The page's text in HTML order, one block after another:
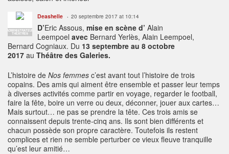
ADMINISTRATEUR
THÉÂTRES
Deashelle 20 septembre 2017 at 10:14
D’Eric Assous, mise en scène d’ Alain
Leempoel avec Bernard Yerlès, Alain Leempoel,
Bernard Cogniaux. Du 13 septembre au 8 octobre
2017 au Théâtre des Galeries.
L’histoire de Nos femmes c’est avant tout l’histoire de trois
copains. Des amis qui aiment être ensemble et passer leur temps
à diverses activités comme partir en voyage, regarder le football,
faire la fête, boire un verre ou deux, déconner, jouer aux cartes…
Mais surtout… ne pas se prendre la tête. Ces trois amis se
connaissent depuis trente-cinq ans. Ils sont bien différents et
chacun possède son propre caractère. Toutefois ils restent
complices et rien ne semble perturber ce vieux fleuve tranquille
qu’est leur amitié…